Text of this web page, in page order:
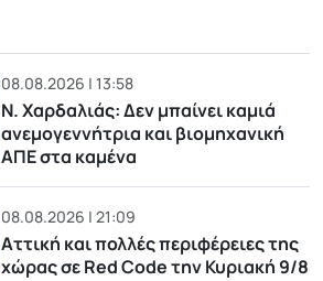
08.08.2026 | 13:58
Ν. Χαρδαλιάς: Δεν μπαίνει καμιά
ανεμογεννήτρια και βιομηχανική
ΑΠΕ στα καμένα
08.08.2026 | 21:09
Αττική και πολλές περιφέρειες της
χώρας σε Red Code την Κυριακή 9/8